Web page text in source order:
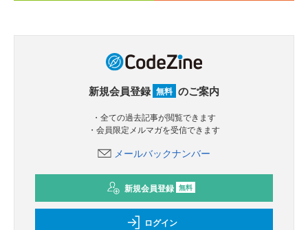
新規会員登録 無料 のご案内
・全ての過去記事が閲覧できます
・会員限定メルマガを受信できます
メールバックナンバー
新規会員登録 無料
ログイン